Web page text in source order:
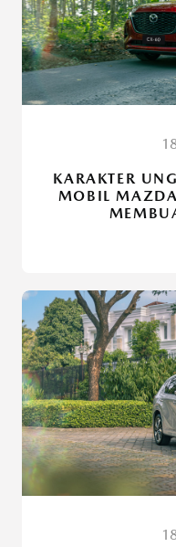
KARAKTER
MOBIL